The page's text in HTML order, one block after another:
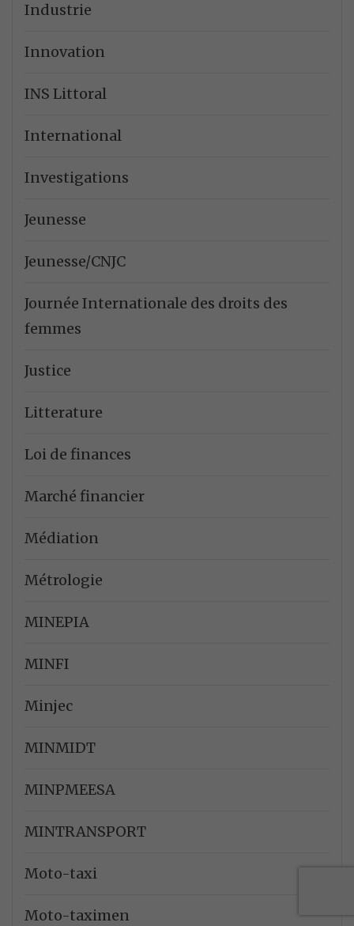
Industrie
Innovation
INS Littoral
International
Investigations
Jeunesse
Jeunesse/CNJC
Journée Internationale des droits des
femmes
Justice
Litterature
Loi de finances
Marché financier
Médiation
Métrologie
MINEPIA
MINFI
Minjec
MINMIDT
MINPMEESA
MINTRANSPORT
Moto-taxi
Moto-taximen